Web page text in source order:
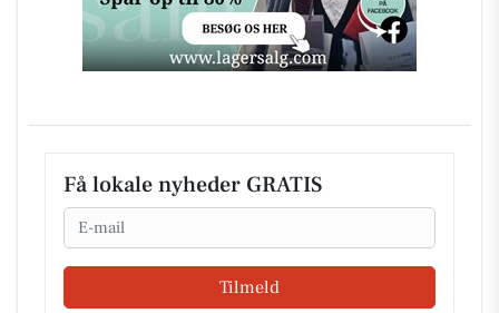
Få lokale nyheder GRATIS
Email
Tilmeld